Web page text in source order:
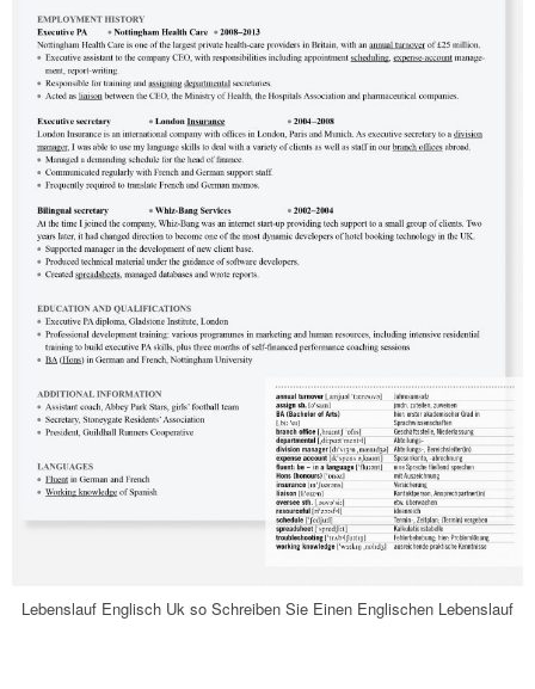
Lebenslauf Englisch Uk so Schreiben Sie Einen Englischen Lebenslauf